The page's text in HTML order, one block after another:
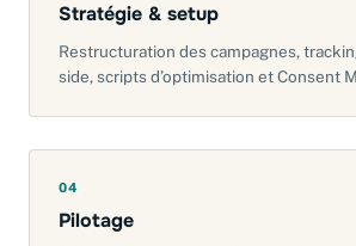
Stratégie & setup
Restructuration des campagnes,
side, scripts d’optimisation et Consent
04
Pilotage